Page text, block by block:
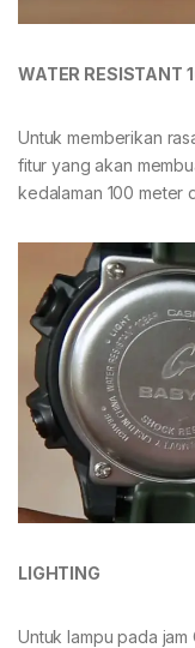
WATER RESISTANT
Untuk memberikan
fitur yang akan
kedalaman 100 meter
LIGHTING
Untuk lampu pada jam